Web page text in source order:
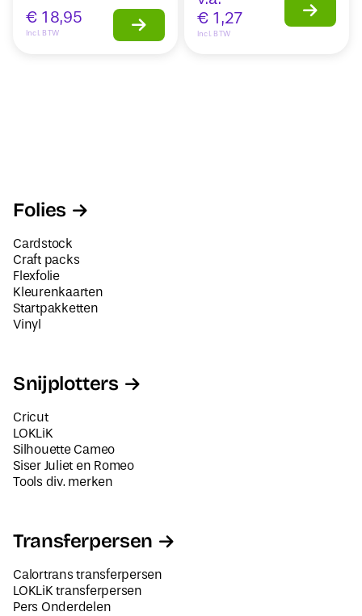
€ 18,95
Incl. BTW
€ 1,27
Incl. BTW
Folies
Cardstock
Craft packs
Flexfolie
Kleurenkaarten
Startpakketten
Vinyl
Snijplotters
Cricut
LOKLiK
Silhouette Cameo
Siser Juliet en Romeo
Tools div. merken
Transferpersen
Calortrans transferpersen
LOKLiK transferpersen
Pers Onderdelen